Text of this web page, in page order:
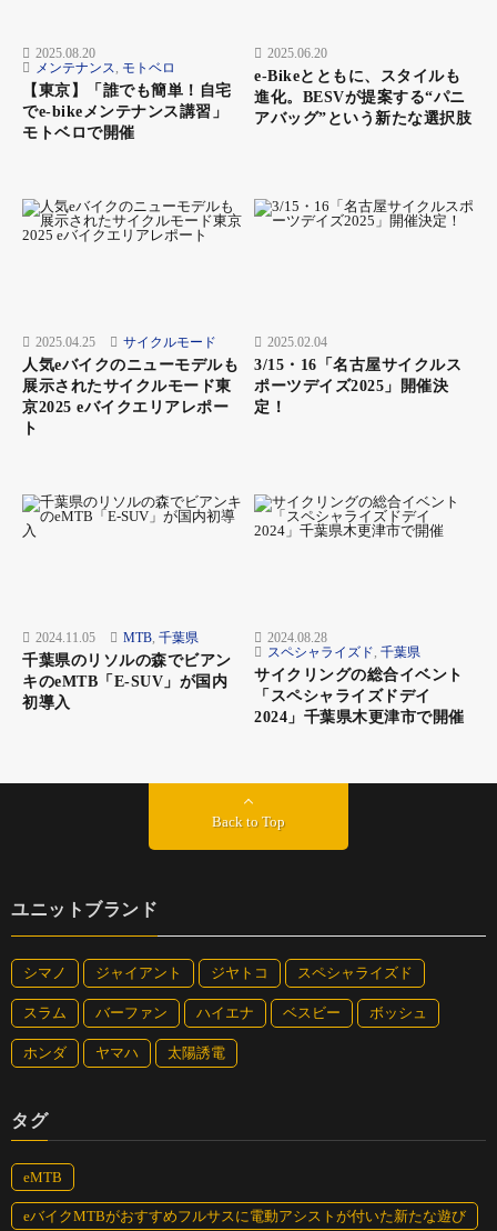
2025.08.20
メンテナンス, モトベロ
【東京】「誰でも簡単！自宅
でe-bikeメンテナンス講習」
モトベロで開催
2025.06.20
e-Bikeとともに、スタイルも
進化。BESVが提案する“パニ
アバッグ”という新たな選択肢
2025.04.25 サイクルモード
人気eバイクのニューモデルも
展示されたサイクルモード東
京2025 eバイクエリアレポー
ト
2025.02.04
3/15・16「名古屋サイクルス
ポーツデイズ2025」開催決
定！
2024.11.05 MTB, 千葉県
千葉県のリソルの森でビアン
キのeMTB「E-SUV」が国内
初導入
2024.08.28
スペシャライズド, 千葉県
サイクリングの総合イベント
「スペシャライズドデイ
2024」千葉県木更津市で開催
Back to Top
ユニットブランド
シマノ ジャイアント ジヤトコ スペシャライズド
スラム バーファン ハイエナ ベスビー ボッシュ
ホンダ ヤマハ 太陽誘電
タグ
eMTB
eバイクMTBがおすすめフルサスに電動アシストが付いた新たな遊び